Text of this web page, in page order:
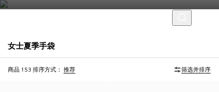
女士夏季手袋
商品 153 排序方式： 推荐 筛选并排序
首字母个性化定制